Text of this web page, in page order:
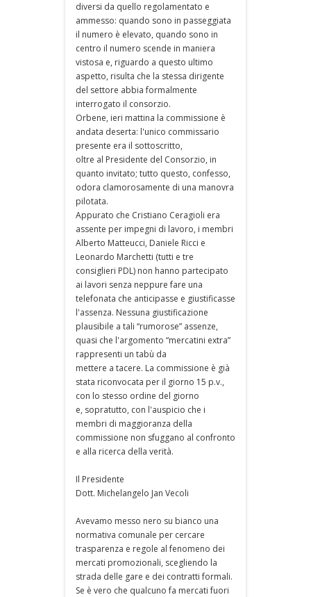
diversi da quello regolamentato e
ammesso: quando sono in passeggiata
il numero è elevato, quando sono in
centro il numero scende in maniera
vistosa e, riguardo a questo ultimo
aspetto, risulta che la stessa dirigente
del settore abbia formalmente
interrogato il consorzio.
Orbene, ieri mattina la commissione è
andata deserta: l'unico commissario
presente era il sottoscritto,
oltre al Presidente del Consorzio, in
quanto invitato; tutto questo, confesso,
odora clamorosamente di una manovra
pilotata.
Appurato che Cristiano Ceragioli era
assente per impegni di lavoro, i membri
Alberto Matteucci, Daniele Ricci e
Leonardo Marchetti (tutti e tre
consiglieri PDL) non hanno partecipato
ai lavori senza neppure fare una
telefonata che anticipasse e giustificasse
l'assenza. Nessuna giustificazione
plausibile a tali “rumorose” assenze,
quasi che l'argomento “mercatini extra”
rappresenti un tabù da
mettere a tacere. La commissione è già
stata riconvocata per il giorno 15 p.v.,
con lo stesso ordine del giorno
e, sopratutto, con l'auspicio che i
membri di maggioranza della
commissione non sfuggano al confronto
e alla ricerca della verità.
Il Presidente
Dott. Michelangelo Jan Vecoli
Avevamo messo nero su bianco una
normativa comunale per cercare
trasparenza e regole al fenomeno dei
mercati promozionali, scegliendo la
strada delle gare e dei contratti formali.
Se è vero che qualcuno fa mercati fuori